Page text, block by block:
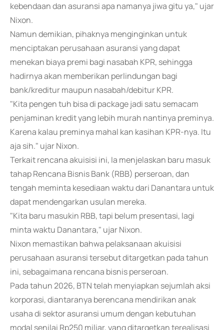
kebendaan dan asuransi apa namanya jiwa gitu ya," ujar
Nixon.
Namun demikian, pihaknya menginginkan untuk
menciptakan perusahaan asuransi yang dapat
menekan biaya premi bagi nasabah KPR, sehingga
hadirnya akan memberikan perlindungan bagi
bank/kreditur maupun nasabah/debitur KPR.
"Kita pengen tuh bisa di package jadi satu semacam
penjaminan kredit yang lebih murah nantinya preminya.
Karena kalau preminya mahal kan kasihan KPR-nya. Itu
aja sih." ujar Nixon.
Terkait rencana akuisisi ini, Ia menjelaskan baru masuk
tahap Rencana Bisnis Bank (RBB) perseroan, dan
tengah meminta kesediaan waktu dari Danantara untuk
dapat mendengarkan usulan mereka.
"Kita baru masukin RBB, tapi belum presentasi, lagi
minta waktu Danantara," ujar Nixon.
Nixon memastikan bahwa pelaksanaan akuisisi
perusahaan asuransi tersebut ditargetkan pada tahun
ini, sebagaimana rencana bisnis perseroan.
Pada tahun 2026, BTN telah menyiapkan sejumlah aksi
korporasi, diantaranya berencana mendirikan anak
usaha di sektor asuransi umum dengan kebutuhan
modal senilai Rp250 miliar, yang ditargetkan terealisasi